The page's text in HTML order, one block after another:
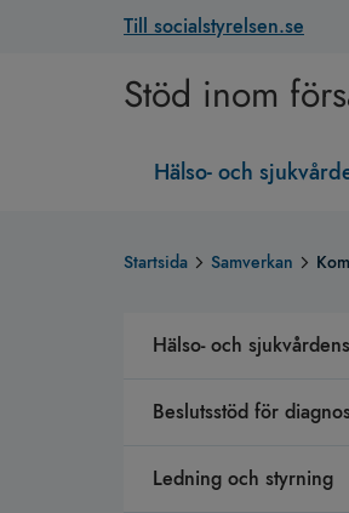
Till socialstyrelsen.se
Stöd inom
Hälso- och
Startsida Samverkan
Hälso- och
Beslutsstöd för
Ledning och styrning